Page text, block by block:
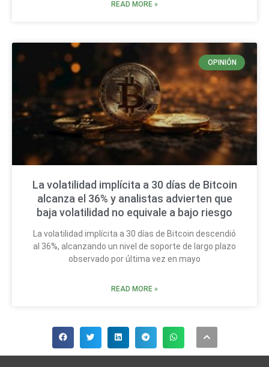
READ MORE »
OPINIÓN
La volatilidad implícita a 30 días de Bitcoin
alcanza el 36% y analistas advierten que
baja volatilidad no equivale a bajo riesgo
La volatilidad implícita a 30 días de Bitcoin descendió
al 36%, alcanzando un nivel de soporte de largo plazo
observado por última vez en mayo
READ MORE »